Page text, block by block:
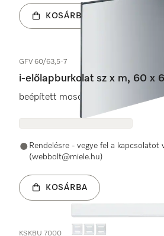
KOSÁRBA
GFV 60/63,5-7
i-előlapburkolat sz x m, 60 x
beépített mosogatógépekhez.
Rendelésre - vegye fel a kapcsolatot
(webbolt@miele.hu)
KOSÁRBA
KSKBU 7000